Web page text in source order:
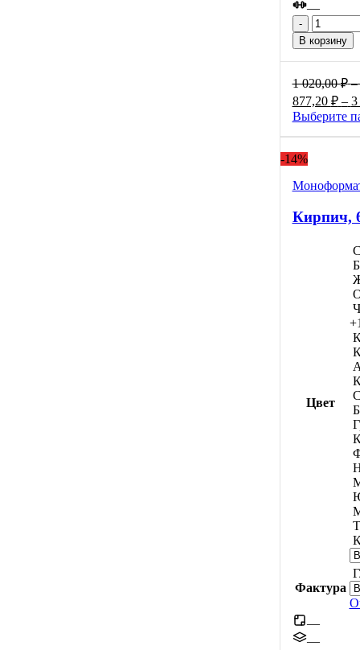
—
товара
Сити,
60мм
В корзину
1 020,00₽ –
877,20 ₽ – 3
Выберите
-14%
Кирпич,
Цвет
Фактура
—
—